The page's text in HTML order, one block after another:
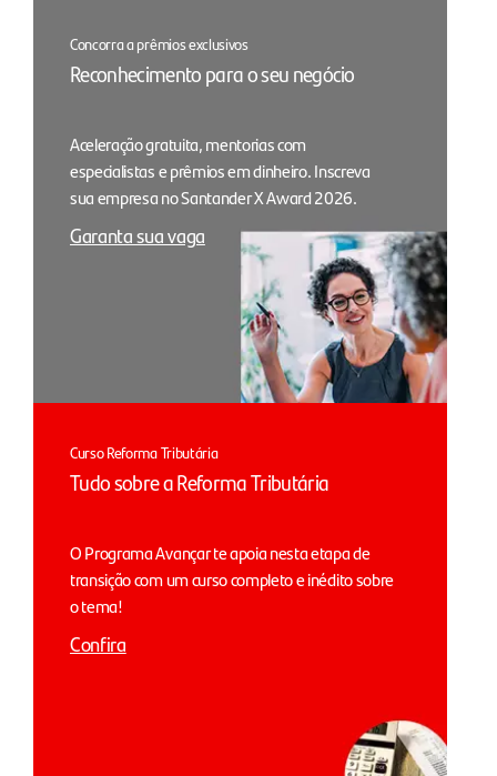
Concorra a prêmios exclusivos
Reconhecimento para o seu negócio
Aceleração gratuita, mentorias com
especialistas e prêmios em dinheiro. Inscreva
sua empresa no Santander X Award 2026.
Garanta sua vaga
Curso Reforma Tributária
Tudo sobre a Reforma Tributária
O Programa Avançar te apoia nesta etapa de
transição com um curso completo e inédito sobre
o tema!
Confira